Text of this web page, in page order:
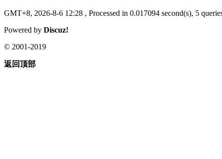
GMT+8, 2026-8-6 12:28 , Processed in 0.017094 second(s), 5
Powered by Discuz!
© 2001-2019
返回顶部